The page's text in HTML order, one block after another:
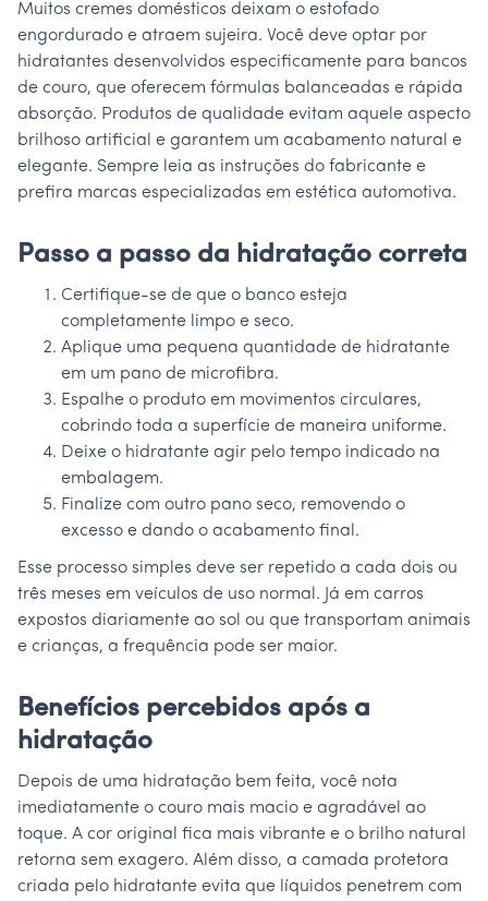
Muitos cremes domésticos deixam o estofado
engordurado e atraem sujeira. Você deve optar por
hidratantes desenvolvidos especificamente para bancos
de couro, que oferecem fórmulas balanceadas e rápida
absorção. Produtos de qualidade evitam aquele aspecto
brilhoso artificial e garantem um acabamento natural e
elegante. Sempre leia as instruções do fabricante e
prefira marcas especializadas em estética automotiva.
Passo a passo da hidratação correta
Certifique-se de que o banco esteja
completamente limpo e seco.
Aplique uma pequena quantidade de hidratante
em um pano de microfibra.
Espalhe o produto em movimentos circulares,
cobrindo toda a superfície de maneira uniforme.
Deixe o hidratante agir pelo tempo indicado na
embalagem.
Finalize com outro pano seco, removendo o
excesso e dando o acabamento final.
Esse processo simples deve ser repetido a cada dois ou
três meses em veículos de uso normal. Já em carros
expostos diariamente ao sol ou que transportam animais
e crianças, a frequência pode ser maior.
Benefícios percebidos após a
hidratação
Depois de uma hidratação bem feita, você nota
imediatamente o couro mais macio e agradável ao
toque. A cor original fica mais vibrante e o brilho natural
retorna sem exagero. Além disso, a camada protetora
criada pelo hidratante evita que líquidos penetrem com